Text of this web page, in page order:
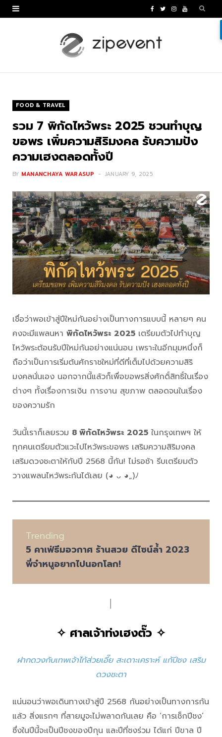
c
T I Y
FOOD & TRAVEL
รวม 7 พิกัดไหว้พระ 2025 ชวนทำบุญ
ขอพร เพิ่มความสิริมงคล รับความปัง
ความเฮงตลอดทั้งปี
BY MANANCHAYA WARASUP JANUARY 9, 2025
เชื่อว่าพอเข้าสู่ปีใหม่กันอย่างเป็นทางการแบบนี้ หลายๆ คน
คงจะมีแพลนหา พิกัดไหว้พระ 2025 เตรียมตัวไปทำบุญ
ไหว้พระต้อนรับปีใหม่กันอย่างแน่นอน เพราะในอีกมุมหนึ่งก็
ถือว่าเป็นการเริ่มต้นศักราชใหม่ที่ดีที่เต็มไปด้วยความสิริ
มงคลนั่นเอง นอกจากนี้แล้วก็เพื่อขอพรสิ่งศักดิ์สิทธิ์ในเรื่อง
ต่างๆ ทั้งเรื่องการเงิน การงาน สุขภาพ ตลอดจนในเรื่อง
ของความรัก
วันนี้เราก็เลยรวม 8 พิกัดไหว้พระ 2025 ในกรุงเทพฯ ให้
ทุกคนเตรียมตัวแวะไปไหว้พระขอพร เสริมความสิริมงคล
เสริมดวงชะตาให้กับปี 2568 นี้กัน! ไม่รอช้า รีบเตรียมตัว
วางแพลนไหว้พระกันได้เลย (◕ ᴗ ◕„)ﾉ
Trending
5 คาเฟ่ธีมอวกาศ ร้านสวย ดีไซน์ล้ำ 2023
พี่จ๋าหนูอยากไปนอกโลก!
✧ ศาลเจ้าท่งเฮงตั๊ว ✧
ฝากดวงกับเทพเจ้าไท้ส่วยเอี๊ย สะเดาะเคราะห์ แก้ปีชง เสริม
ดวงชะตา
แน่นอนว่าพอเดินทางเข้าสู่ปี 2568 กันอย่างเป็นทางการกัน
แล้ว สิ่งแรกๆ ที่สายมูจะไม่พลาดกันเลย คือ ‘การเช็กปีชง’
ซึ่งในปีนี้จะเป็นปีชงของปีกุน และปีที่ชงร่วม ได้แก่ ปีขาล ปี